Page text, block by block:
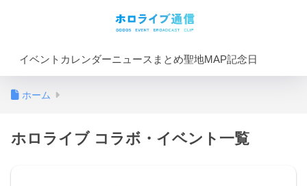
イベントカレンダーニュースまとめ聖地MAP記念日
ホーム
ホロライブ コラボ・イベント一覧